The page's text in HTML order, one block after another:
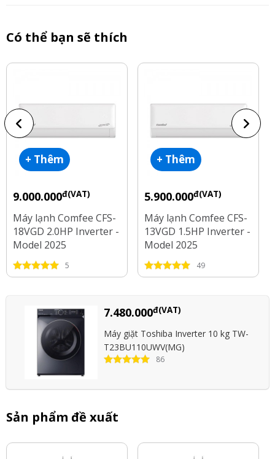
Có thể bạn sẽ thích
+ Thêm
9.000.000đ(VAT)
Máy lạnh Comfee CFS-
18VGD 2.0HP Inverter -
Model 2025
5
+ Thêm
5.900.000đ(VAT)
Máy lạnh Comfee CFS-
13VGD 1.5HP Inverter -
Model 2025
49
7.480.000đ(VAT)
Máy giặt Toshiba Inverter 10 kg TW-
T23BU110UWV(MG)
86
Sản phẩm đề xuất